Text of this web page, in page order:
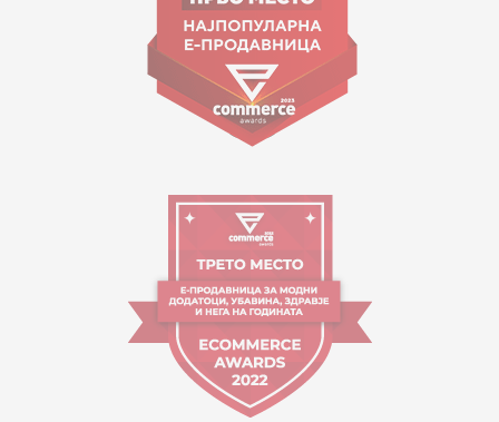
Работно време:
09:00 до 17:00